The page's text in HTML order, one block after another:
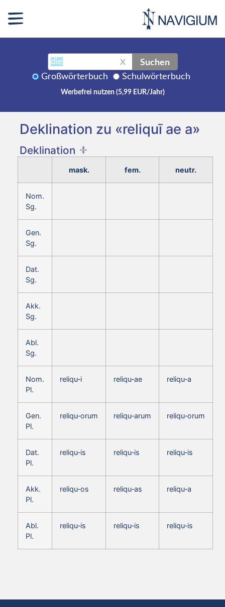
X Suchen
Großwörterbuch Schulwörterbuch
Werbefrei nutzen (5,99 EUR/Jahr)
Deklination zu «reliquī ae a»
Deklination
mask. fem. neutr.
Nom.
Sg.
Gen.
Sg.
Dat.
Sg.
Akk.
Sg.
Abl.
Sg.
Nom.
Pl.
reliqu‑i reliqu‑ae reliqu‑a
Gen.
Pl.
reliqu‑orum reliqu‑arum reliqu‑orum
Dat.
Pl.
reliqu‑is reliqu‑is reliqu‑is
Akk.
Pl.
reliqu‑os reliqu‑as reliqu‑a
Abl.
Pl.
reliqu‑is reliqu‑is reliqu‑is